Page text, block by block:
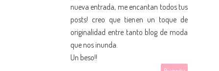
nueva entrada, me encantan todos tus
posts! creo que tienen un toque de
originalidad entre tanto blog de moda
que nos inunda.
Un beso!!